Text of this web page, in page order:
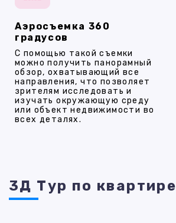
Аэросъемка 360
градусов
С помощью такой съемки
можно получить панорамный
обзор, охватывающий все
направления, что позволяет
зрителям исследовать и
изучать окружающую среду
или объект недвижимости во
всех деталях.
3Д Тур по квартире